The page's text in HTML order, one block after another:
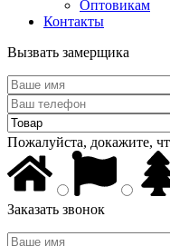
Оптовикам
Контакты
Вызвать замерщика
Пожалуйста, докажите,
Заказать звонок